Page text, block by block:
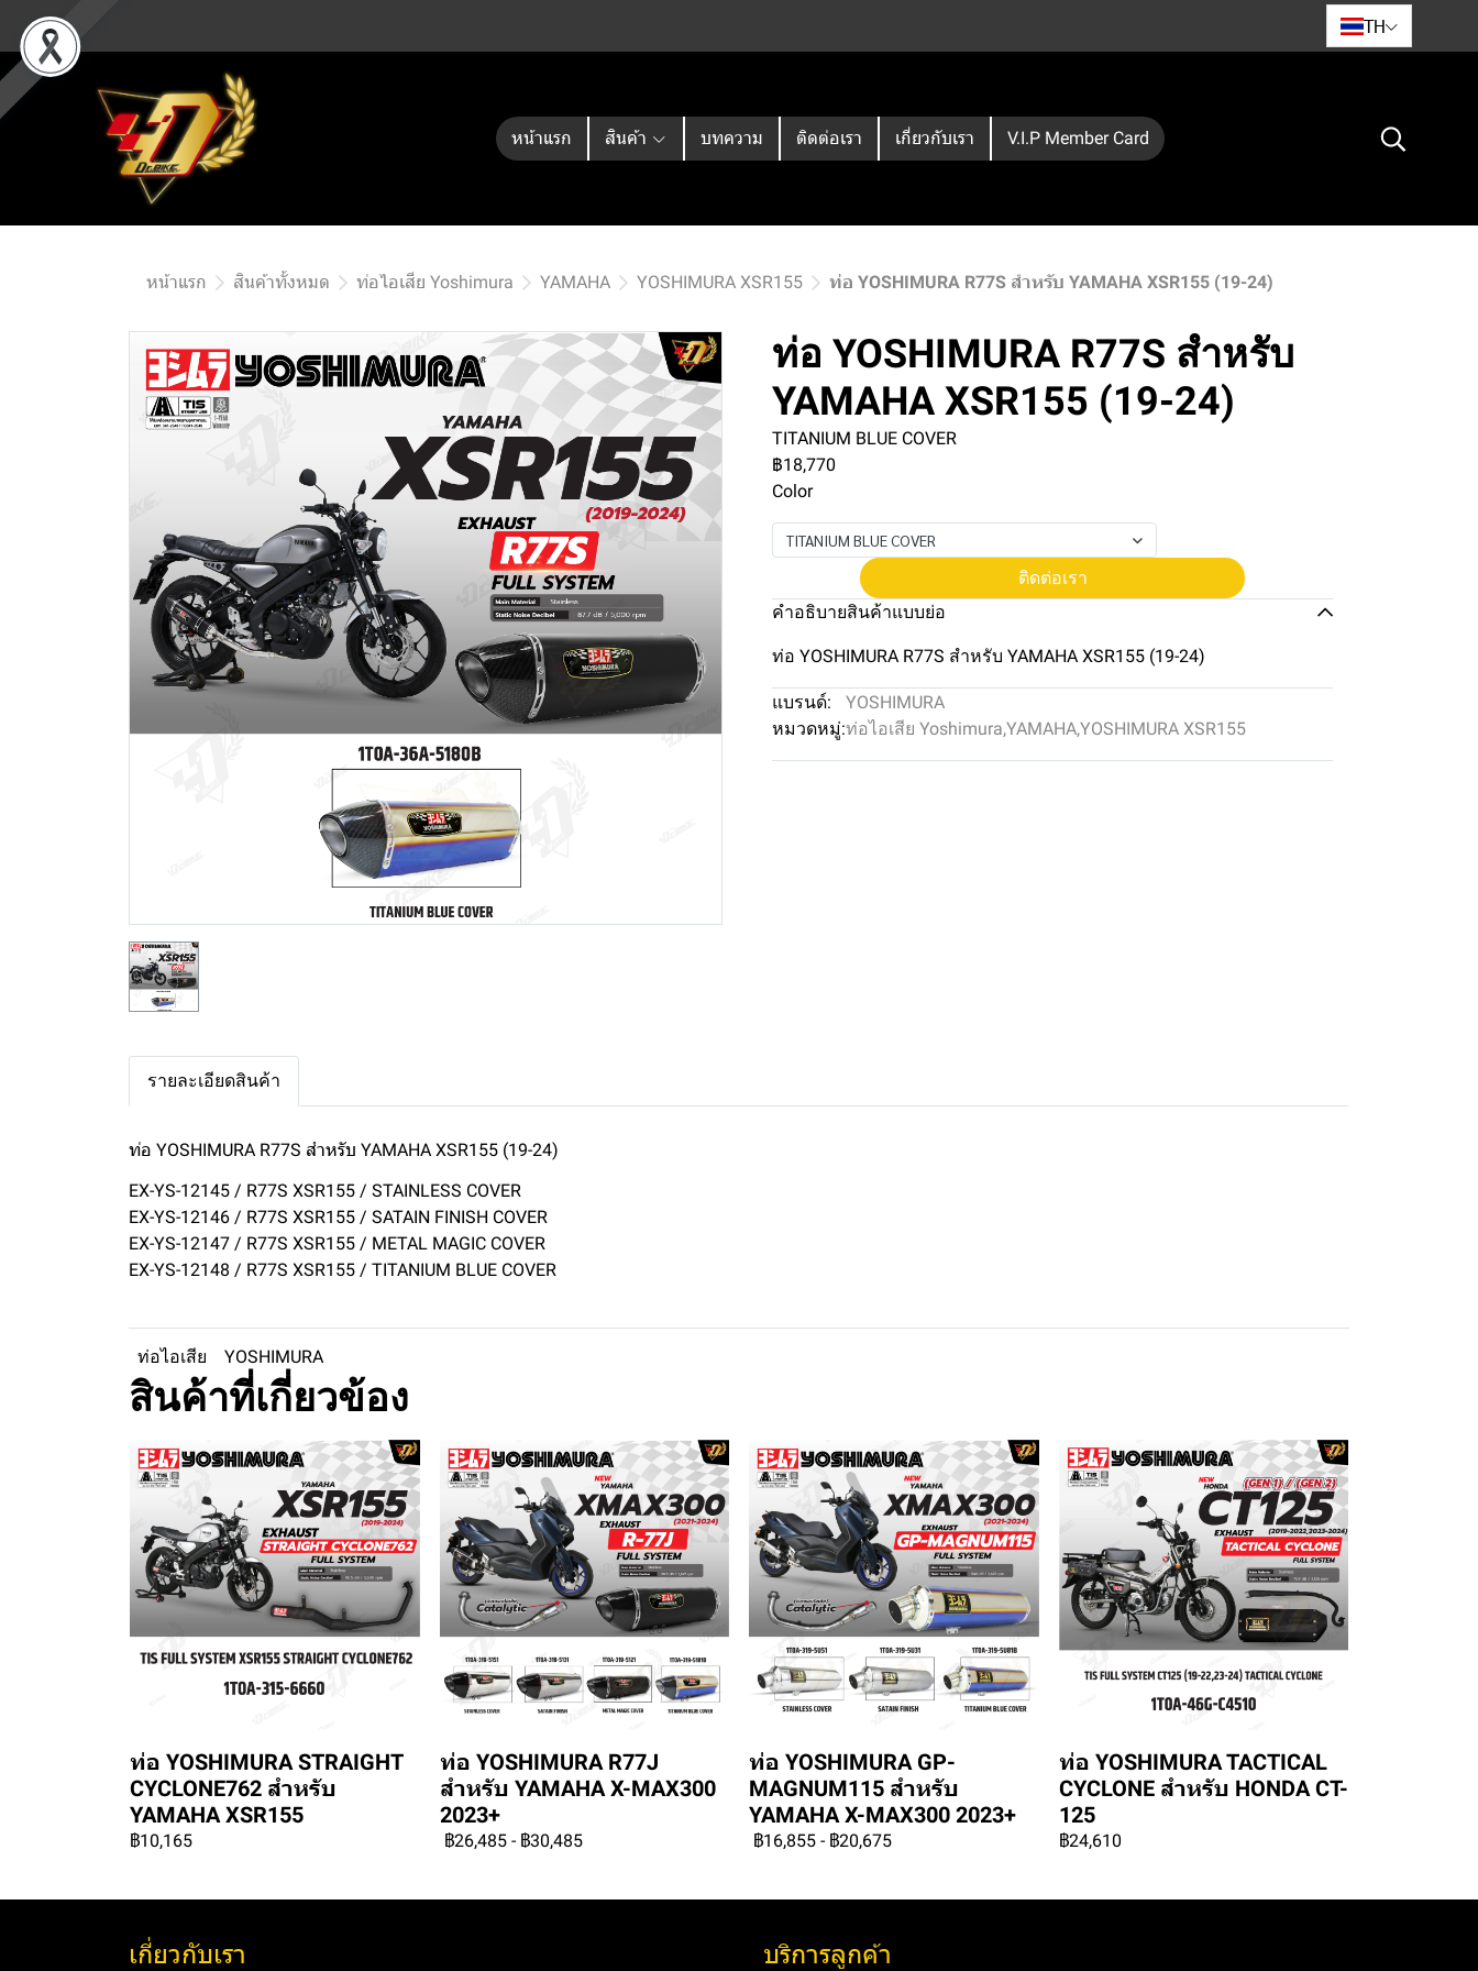
TH
หน้าแรก สินค้า บทความ ติดต่อเรา เกี่ยวกับเรา V.I.P Member Card
หน้าแรก สินค้าทั้งหมด ท่อไอเสีย Yoshimura YAMAHA YOSHIMURA XSR155 ท่อ YOSHIMURA R77S สำหรับ YAMAHA XSR155 (19-24)
ท่อ YOSHIMURA R77S สำหรับ
YAMAHA XSR155 (19-24)
TITANIUM BLUE COVER
฿18,770
Color
TITANIUM BLUE COVER
ติดต่อเรา
คำอธิบายสินค้าแบบย่อ
ท่อ YOSHIMURA R77S สำหรับ YAMAHA XSR155 (19-24)
แบรนด์:
YOSHIMURA
หมวดหมู่:ท่อไอเสีย Yoshimura,YAMAHA,YOSHIMURA XSR155
รายละเอียดสินค้า
ท่อ YOSHIMURA R77S สำหรับ YAMAHA XSR155 (19-24)
EX-YS-12145 / R77S XSR155 / STAINLESS COVER
EX-YS-12146 / R77S XSR155 / SATAIN FINISH COVER
EX-YS-12147 / R77S XSR155 / METAL MAGIC COVER
EX-YS-12148 / R77S XSR155 / TITANIUM BLUE COVER
ท่อไอเสีย YOSHIMURA
สินค้าที่เกี่ยวข้อง
ท่อ YOSHIMURA STRAIGHT
CYCLONE762 สำหรับ
YAMAHA XSR155
฿10,165
ท่อ YOSHIMURA R77J
สำหรับ YAMAHA X-MAX300
2023+
฿26,485 - ฿30,485
ท่อ YOSHIMURA GP-
MAGNUM115 สำหรับ
YAMAHA X-MAX300 2023+
฿16,855 - ฿20,675
ท่อ YOSHIMURA TACTICAL
CYCLONE สำหรับ HONDA CT-
125
฿24,610
เกี่ยวกับเรา บริการลูกค้า